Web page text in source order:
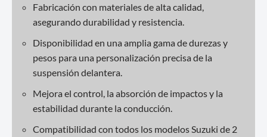
Fabricación con materiales de alta calidad,
asegurando durabilidad y resistencia.
Disponibilidad en una amplia gama de durezas y
pesos para una personalización precisa de la
suspensión delantera.
Mejora el control, la absorción de impactos y la
estabilidad durante la conducción.
Compatibilidad con todos los modelos Suzuki de 2